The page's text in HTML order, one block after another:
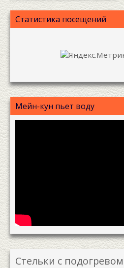
Статистика посещений
Мейн-кун пьет воду
Стельки с подогревом